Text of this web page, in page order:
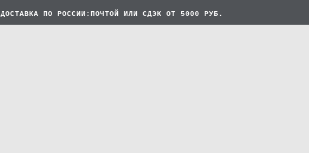
ДОСТАВКА ПО РОССИИ:ПОЧТОЙ ИЛИ СДЭК ОТ 5000 РУБ.